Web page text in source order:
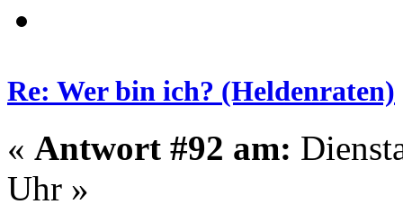
Re: Wer bin ich? (Heldenraten)
« Antwort #92 am:
Uhr »